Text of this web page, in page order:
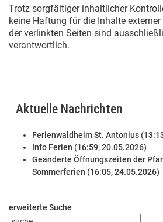
Trotz sorgfältiger inhaltlicher
keine Haftung für die Inhalte
der verlinkten Seiten sind
verantwortlich.
Aktuelle Nachrichten
Ferienwaldheim St. Antonius
Info Ferien (16:59, 20.05.2026)
Geänderte Öffnungszeiten der
Sommerferien (16:05, 24.05.2026)
erweiterte Suche